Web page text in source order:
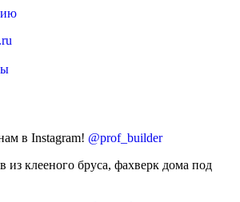
в Instagram! @prof_builder
из клееного бруса, фахверк дома под